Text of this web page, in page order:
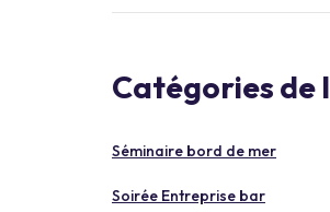
Catégories de
Séminaire bord de mer
Soirée Entreprise bar